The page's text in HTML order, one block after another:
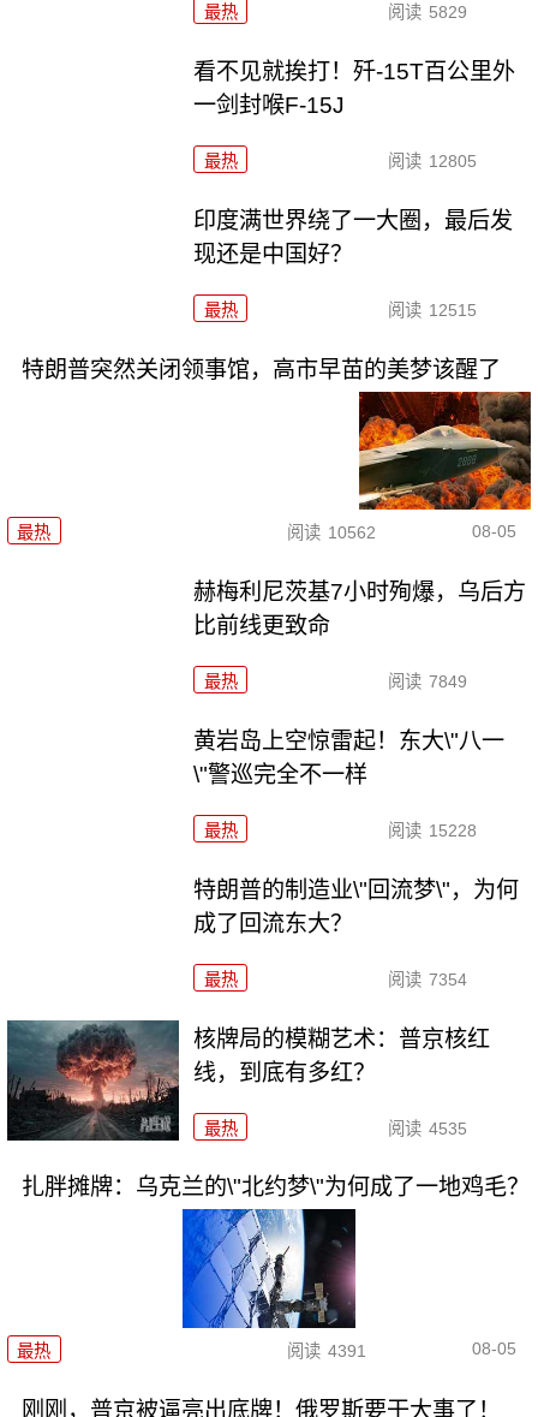
最热 阅读 5829
看不见就挨打！歼-15T百公里外
一剑封喉F-15J
最热 阅读 12805
印度满世界绕了一大圈，最后发
现还是中国好？
最热 阅读 12515
特朗普突然关闭领事馆，高市早苗的美梦该醒了
最热 阅读 10562 08-05
赫梅利尼茨基7小时殉爆，乌后方
比前线更致命
最热 阅读 7849
黄岩岛上空惊雷起！东大\"八一
\"警巡完全不一样
最热 阅读 15228
特朗普的制造业\"回流梦\"，为何
成了回流东大？
最热 阅读 7354
核牌局的模糊艺术：普京核红
线，到底有多红？
最热 阅读 4535
扎胖摊牌：乌克兰的\"北约梦\"为何成了一地鸡毛？
最热 阅读 4391 08-05
刚刚，普京被逼亮出底牌！俄罗斯要干大事了！